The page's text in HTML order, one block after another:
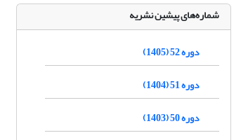
شماره‌های پیشین نشریه
دوره 52 (1405)
دوره 51 (1404)
دوره 50 (1403)